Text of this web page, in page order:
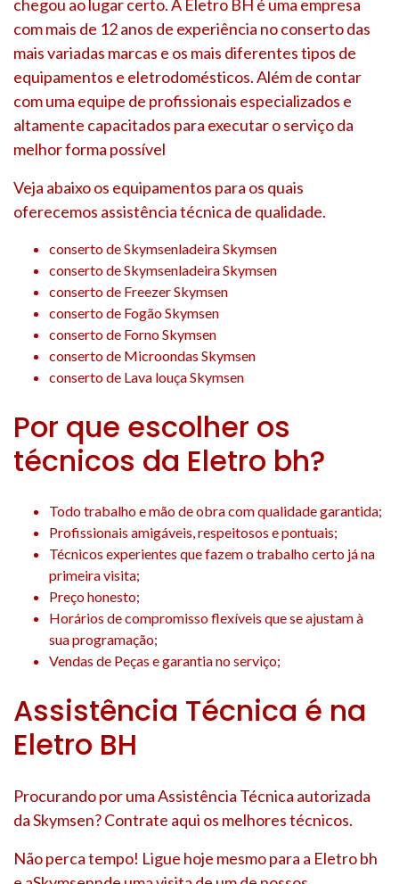
chegou ao lugar certo. A Eletro BH é uma empresa
com mais de 12 anos de experiência no conserto das
mais variadas marcas e os mais diferentes tipos de
equipamentos e eletrodomésticos. Além de contar
com uma equipe de profissionais especializados e
altamente capacitados para executar o serviço da
melhor forma possível
Veja abaixo os equipamentos para os quais
oferecemos assistência técnica de qualidade.
conserto de Skymsenladeira Skymsen
conserto de Skymsenladeira Skymsen
conserto de Freezer Skymsen
conserto de Fogão Skymsen
conserto de Forno Skymsen
conserto de Microondas Skymsen
conserto de Lava louça Skymsen
Por que escolher os
técnicos da Eletro bh?
Todo trabalho e mão de obra com qualidade garantida;
Profissionais amigáveis, respeitosos e pontuais;
Técnicos experientes que fazem o trabalho certo já na
primeira visita;
Preço honesto;
Horários de compromisso flexíveis que se ajustam à
sua programação;
Vendas de Peças e garantia no serviço;
Assistência Técnica é na
Eletro BH
Procurando por uma Assistência Técnica autorizada
da Skymsen? Contrate aqui os melhores técnicos.
Não perca tempo! Ligue hoje mesmo para a Eletro bh